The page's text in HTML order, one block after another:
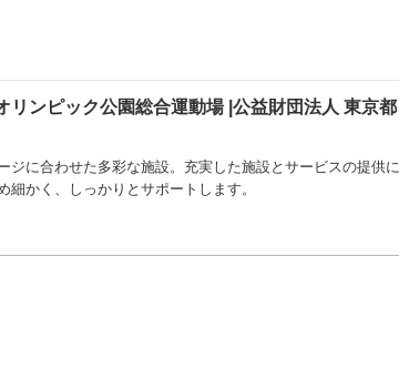
リンピック公園総合運動場 |公益財団法人 東京都
ジに合わせた多彩な施設。充実した施設とサービスの提供に
細かく、しっかりとサポートします。